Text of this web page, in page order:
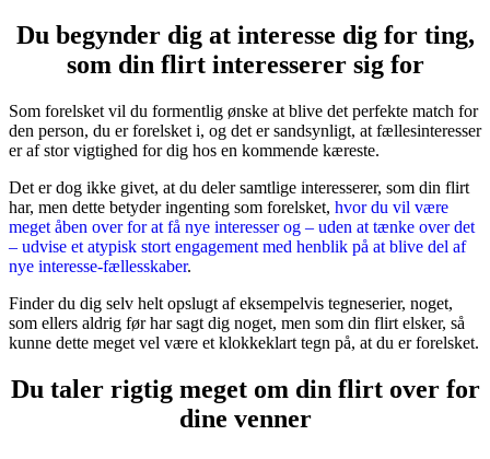
Du begynder dig at interesse dig for ting,
som din flirt interesserer sig for
Som forelsket vil du formentlig ønske at blive det perfekte match for
den person, du er forelsket i, og det er sandsynligt, at fællesinteresser
er af stor vigtighed for dig hos en kommende kæreste.
Det er dog ikke givet, at du deler samtlige interesserer, som din flirt
har, men dette betyder ingenting som forelsket, hvor du vil være
meget åben over for at få nye interesser og – uden at tænke over det
– udvise et atypisk stort engagement med henblik på at blive del af
nye interesse-fællesskaber.
Finder du dig selv helt opslugt af eksempelvis tegneserier, noget,
som ellers aldrig før har sagt dig noget, men som din flirt elsker, så
kunne dette meget vel være et klokkeklart tegn på, at du er forelsket.
Du taler rigtig meget om din flirt over for
dine venner